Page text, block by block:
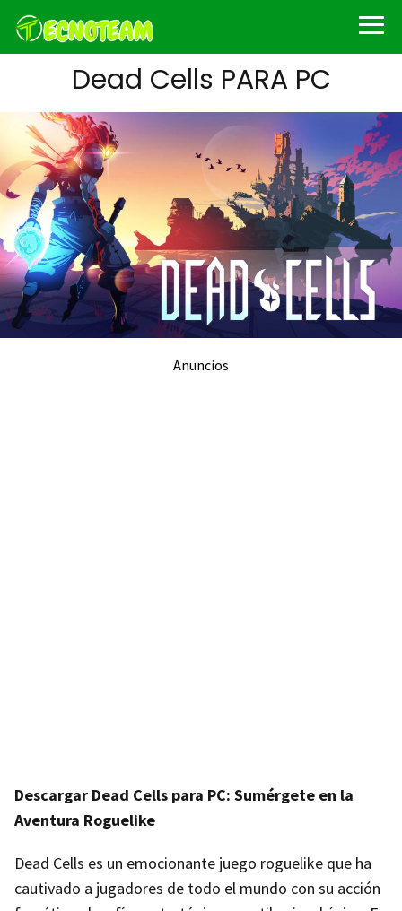
Dead Cells PARA PC
Anuncios
Descargar Dead Cells para PC: Sumérgete en la
Aventura Roguelike
Dead Cells es un emocionante juego roguelike que ha
cautivado a jugadores de todo el mundo con su acción